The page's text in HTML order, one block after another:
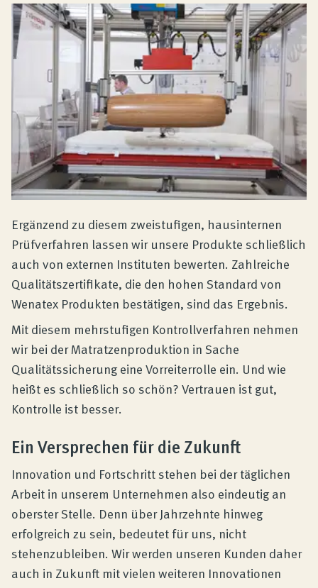
Ergänzend zu diesem zweistufigen, hausinternen
Prüfverfahren lassen wir unsere Produkte schließlich
auch von externen Instituten bewerten. Zahlreiche
Qualitätszertifikate, die den hohen Standard von
Wenatex Produkten bestätigen, sind das Ergebnis.
Mit diesem mehrstufigen Kontrollverfahren nehmen
wir bei der Matratzenproduktion in Sache
Qualitätssicherung eine Vorreiterrolle ein. Und wie
heißt es schließlich so schön? Vertrauen ist gut,
Kontrolle ist besser.
Ein Versprechen für die Zukunft
Innovation und Fortschritt stehen bei der täglichen
Arbeit in unserem Unternehmen also eindeutig an
oberster Stelle. Denn über Jahrzehnte hinweg
erfolgreich zu sein, bedeutet für uns, nicht
stehenzubleiben. Wir werden unseren Kunden daher
auch in Zukunft mit vielen weiteren Innovationen